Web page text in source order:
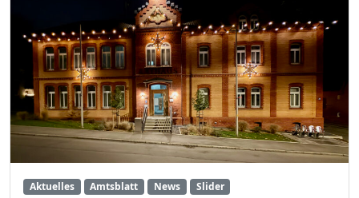
Aktuelles Amtsblatt News Slider